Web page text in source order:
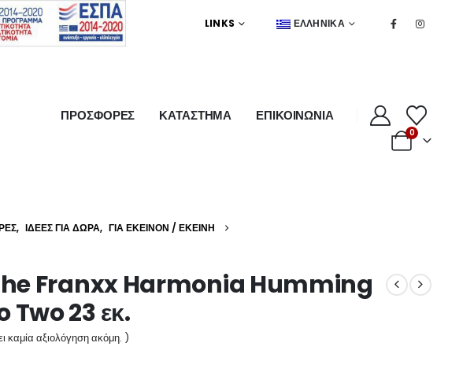
LINKS ΕΛΛΗΝΙΚΆ
ΠΡΟΣΦΟΡΕΣ ΚΑΤΑΣΤΗΜΑ ΕΠΙΚΟΙΝΩΝΙΑ
0
, ΙΔΈΕΣ ΓΙΑ ΔΏΡΑ, ΓΙΑ ΕΚΕΊΝΟΝ / ΕΚΕΊΝΗ
Franxx Harmonia Humming
Two 23 εκ.
καμία αξιολόγηση ακόμη. )